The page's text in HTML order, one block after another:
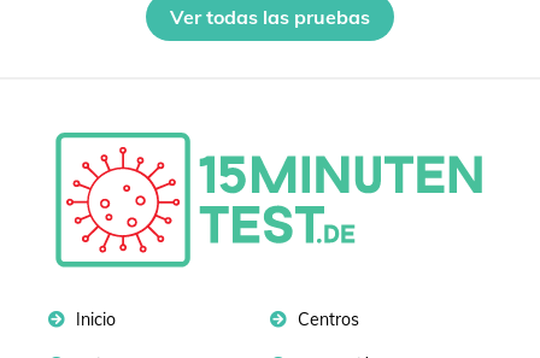
Ver todas las pruebas
Inicio Centros